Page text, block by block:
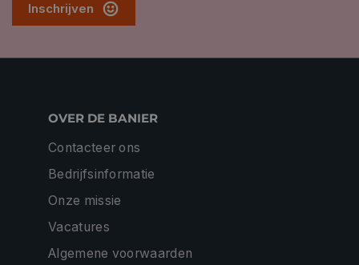
Inschrijven
OVER DE BANIER
Contacteer ons
Bedrijfsinformatie
Onze missie
Vacatures
Algemene voorwaarden